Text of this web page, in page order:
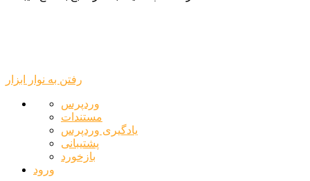
رفتن به نوار ابزار
درباره
وردپرس
وردپرس
مستندات
یادگیری وردپرس
پشتیبانی
بازخورد
ورود